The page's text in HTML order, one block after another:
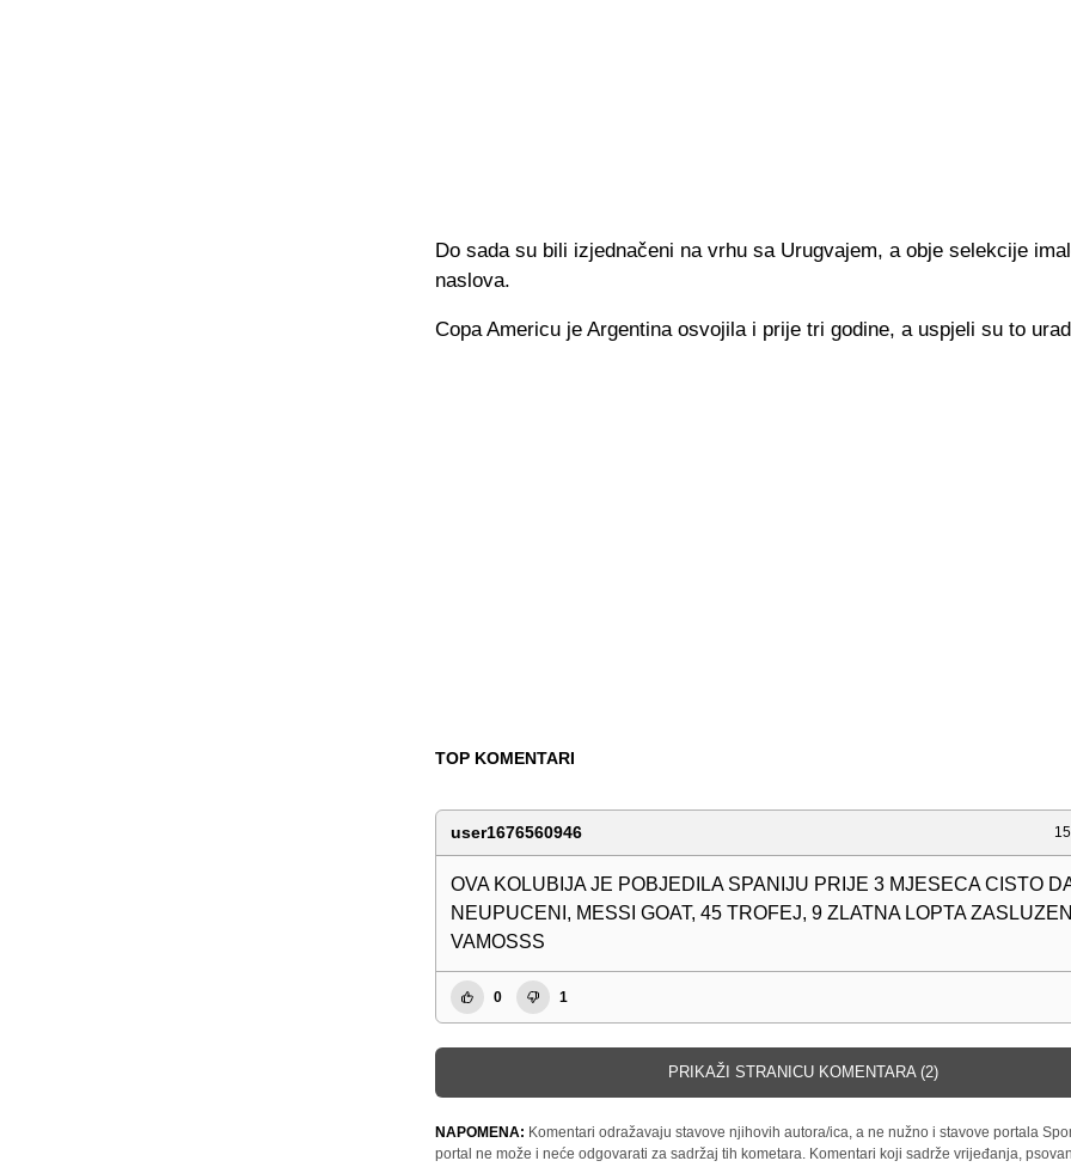
Do sada su bili izjednačeni na vrhu sa Urugvajem, a obje selekcije
naslova.
Copa Americu je Argentina osvojila i prije tri godine, a uspjeli su to
TOP KOMENTARI
user1676560946
OVA KOLUBIJA JE POBJEDILA SPANIJU PRIJE 3 MJESECA CISTO
NEUPUCENI, MESSI GOAT, 45 TROFEJ, 9 ZLATNA LOPTA
VAMOSSS
0 1
PRIKAŽI STRANICU KOMENTARA (2)
NAPOMENA: Komentari odražavaju stavove njihovih autora/ica, a ne nužno i stavove portala
portal ne može i neće odgovarati za sadržaj tih kometara. Komentari koji sadrže vrijeđanja,